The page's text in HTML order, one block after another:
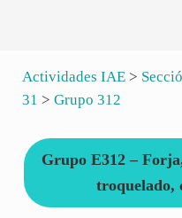
Actividades IAE>
31 > Grupo 312
Grupo E312 –
troquelado,